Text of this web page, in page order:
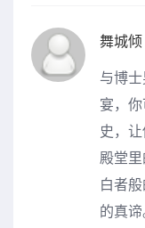
舞城倾
与博
宴，
史，
殿堂
白者
的真谛